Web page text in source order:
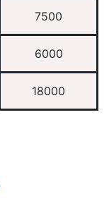
7500
6000
18000